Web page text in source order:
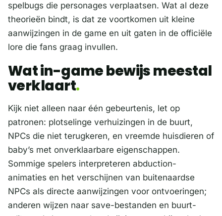
spelbugs die personages verplaatsen. Wat al deze
theorieën bindt, is dat ze voortkomen uit kleine
aanwijzingen in de game en uit gaten in de officiële
lore die fans graag invullen.
Wat in-game bewijs meestal
verklaart
Kijk niet alleen naar één gebeurtenis, let op
patronen: plotselinge verhuizingen in de buurt,
NPCs die niet terugkeren, en vreemde huisdieren of
baby’s met onverklaarbare eigenschappen.
Sommige spelers interpreteren abduction-
animaties en het verschijnen van buitenaardse
NPCs als directe aanwijzingen voor ontvoeringen;
anderen wijzen naar save-bestanden en buurt-